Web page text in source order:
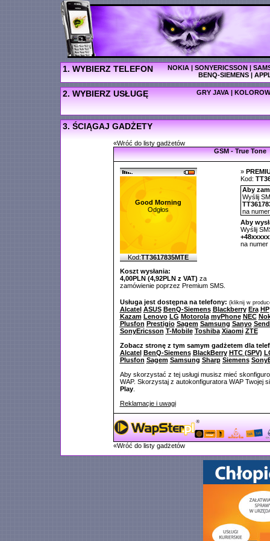
1. WYBIERZ TELEFON NOKIA|SONYERICSSON|
BENQ-SIEMENS|
2. WYBIERZ USŁUGĘ GRY JAVA |
3. ŚCIĄGAJ GADŻETY
«Wróć do listy gadżetów
GSM - True Tone
Good Morning
Odgłos
Kod:TT3617835MTE
Koszt wysłania:
4,00PLN (4,92PLN z VAT) za
zamówienie poprzez Premium SMS.
»
Kod:
Aby
Wyślij
na
Aby
Wyślij
na numer
Usługa jest dostępna na telefony: (kliknij w
Alcatel ASUS BenQ-Siemens Blackberry Era HP
Kazam Lenovo LG Motorola myPhone NEC
Plusfon Prestigio Sagem Samsung Sanyo
SonyEricsson T-Mobile Toshiba Xiaomi ZTE
Zobacz stronę z tym samym gadżetem dla
Alcatel BenQ-Siemens BlackBerry HTC (SPV)
Plusfon Sagem Samsung Sharp Siemens
Aby skorzystać z tej usługi musisz mieć
WAP. Skorzystaj z autokonfiguratora WAP Twojej
Play.
Reklamacje i uwagi
«Wróć do listy gadżetów